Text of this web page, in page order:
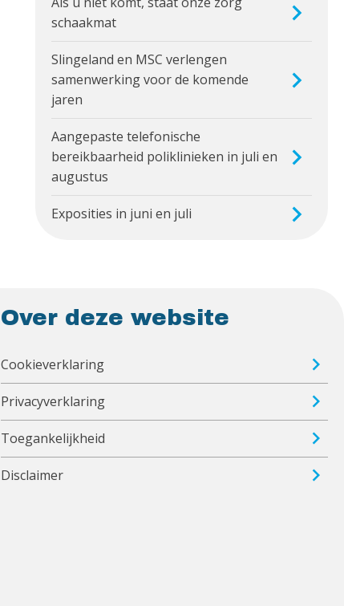
schaakmat
Slingeland en MSC verlengen
samenwerking voor de komende
jaren
Aangepaste telefonische
bereikbaarheid poliklinieken in juli en
augustus
Exposities in juni en juli
Over deze website
Cookieverklaring
Privacyverklaring
Toegankelijkheid
Disclaimer